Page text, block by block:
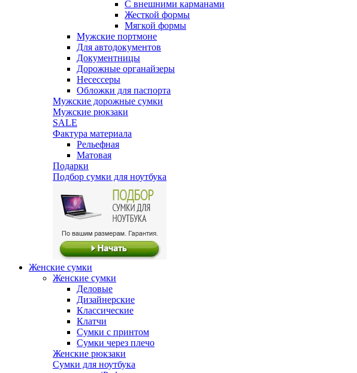
С внешними карманами
Жесткой формы
Мягкой формы
Мужские портмоне
Для автодокументов
Документницы
Дорожные органайзеры
Несессеры
Обложки для паспорта
Мужские дорожные сумки
Мужские рюкзаки
SALE
Фактура материала
Рельефная
Матовая
Подарки
Подбор сумки для ноутбука
Женские сумки
Женские сумки
Деловые
Дизайнерские
Классические
Клатчи
Сумки с принтом
Сумки через плечо
Женские рюкзаки
Сумки для ноутбука